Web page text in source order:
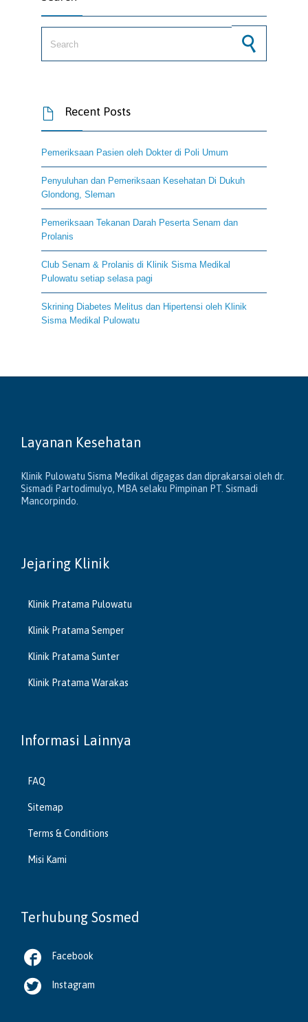
 Recent Posts
Pemeriksaan Pasien oleh Dokter di Poli Umum
Penyuluhan dan Pemeriksaan Kesehatan Di Dukuh
Glondong, Sleman
Pemeriksaan Tekanan Darah Peserta Senam dan
Prolanis
Club Senam & Prolanis di Klinik Sisma Medikal
Pulowatu setiap selasa pagi
Skrining Diabetes Melitus dan Hipertensi oleh Klinik
Sisma Medikal Pulowatu
Layanan Kesehatan
Klinik Pulowatu Sisma Medikal digagas dan diprakarsai oleh dr.
Sismadi Partodimulyo, MBA selaku Pimpinan PT. Sismadi
Mancorpindo.
Jejaring Klinik
Klinik Pratama Pulowatu
Klinik Pratama Semper
Klinik Pratama Sunter
Klinik Pratama Warakas
Informasi Lainnya
FAQ
Sitemap
Terms & Conditions
Misi Kami
Terhubung Sosmed
 Facebook
 Instagram